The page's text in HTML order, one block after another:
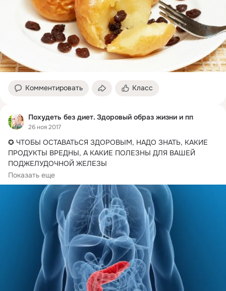
Комментировать Класс
Похудеть без диет. Здоровый образ жизни и пп
26 ноя 2017
✪ ЧТОБЫ ОСТАВАТЬСЯ ЗДОРОВЫМ, НАДО ЗНАТЬ, КАКИЕ
ПРОДУКТЫ ВРЕДНЫ, А КАКИЕ ПОЛЕЗНЫ ДЛЯ ВАШЕЙ
ПОДЖЕЛУДОЧНОЙ ЖЕЛЕЗЫ
Все органы в организме...
Показать еще